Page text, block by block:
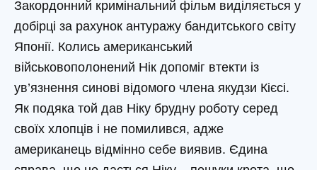
Закордонний кримінальний фільм виділяється у
добірці за рахунок антуражу бандитського світу
Японії. Колись американський
військовополонений Нік допоміг втекти із
ув’язнення синові відомого члена якудзи Кієсі.
Як подяка той дав Ніку брудну роботу серед
своїх хлопців і не помилився, адже
американець відмінно себе виявив. Єдина